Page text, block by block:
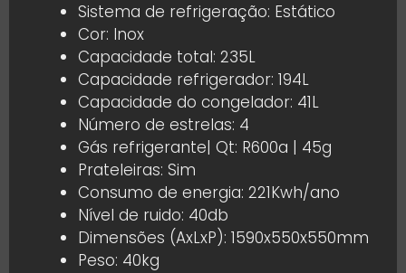
Sistema de refrigeração: Estático
Cor: Inox
Capacidade total: 235L
Capacidade refrigerador: 194L
Capacidade do congelador: 41L
Número de estrelas: 4
Gás refrigerante| Qt: R600a | 45g
Prateleiras: Sim
Consumo de energia: 221Kwh/ano
Nível de ruido: 40db
Dimensões (AxLxP): 1590x550x550mm
Peso: 40kg